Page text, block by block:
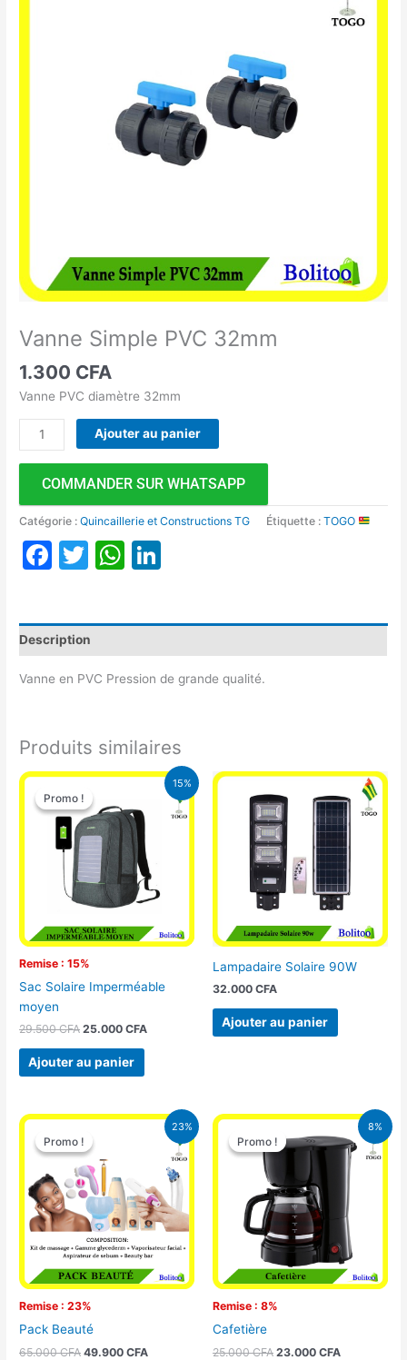
Vanne Simple PVC 32mm
1.300 CFA
Vanne PVC diamètre 32mm
Ajouter au panier
COMMANDER SUR WHATSAPP
Catégorie :Quincaillerie et Constructions TG Étiquette :TOGO
Facebook
TwitterWhatsApp
Description
Vanne en PVC Pression de grande qualité.
Produits similaires
15%
Promo !
Remise : 15%
Promo !
Sac Solaire Imperméable
moyen
29.500CFA
Le
prix
initial
était :
29.500 CFA.
25.000CFA
Le
prix
actuel
Ajouter au panier
Lampadaire Solaire 90W
32.000 CFA
Ajouter au panier
23%
Promo !
Remise : 23%
Promo !
Pack Beauté
65.000CFA
Le
prix
initial
était :
65.000 CFA.
49.900CFA
Le
prix
actuel
est :
49.900 CFA.
8%
Promo !
Remise : 8%
Promo !
Cafetière
25.000CFA
Le
prix
initial
25.000 CFA.
23.000 CFA
Le
prix
actuel
est :
23.000 CFA.